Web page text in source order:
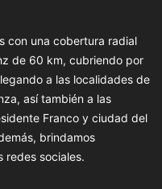
con una cobertura radial
de 60 km, cubriendo por
a las localidades de
así también a las
Franco y ciudad del
brindamos
redes sociales.